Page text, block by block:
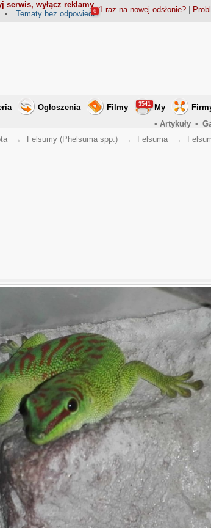
serwis, wyłącz reklamy
1 raz na nowej odsłonie?|
Tematy bez odpowiedzi
6
Ogłoszenia Filmy My
3541
• Artykuły •
→ Felsumy (Phelsuma spp.) → Felsuma →